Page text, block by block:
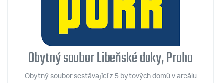
Obytný soubor Libeňské doky, Praha
Obytný soubor sestávající z 5 bytových domů v areálu